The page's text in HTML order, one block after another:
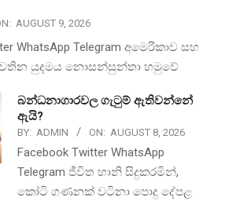
AUGUST 9, 2026
WhatsApp Telegram අමෙරිකාව සහ
යුදමය නොසන්සුන්තා හමුවේ
බන්ධනාගාරවල ගැටුම් ඇතිවන්නේ
ඇයි?
BY: ADMIN ON: AUGUST 8, 2026
Facebook Twitter WhatsApp
Telegram ජීවිත හානි සිදුකරමින්,
කෝටි ගණනක් වටිනා පොදු දේපළ